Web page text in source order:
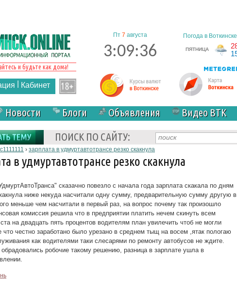
и будьте как дома!
Кабинет
Пт 7 августа
3:09:37
Новости Блоги Объявления Видео ВТК
ПОИСК ПО САЙТУ:
› зарплата в удмуртавтотрансе резко скакнула
в удмуртавтотрансе резко скакнула
сказачно повезло с начала года зарплата скакала по дням
ниже некуда насчитали одну сумму, предварительную сумму другую в
меньше чем насчитали в первый раз, на вопрос почему так произошло
комиссия решила что в предприятии платить нечем скинуть всем
на двадцать пять процентов водителям план увилечить чтоб не могли
что честно заработано было урезано в среднем тыщ на восем ,ятак пологаю
как водителями таки слесарями по ремонту автобусов не ждите.
робочие такому решению, разница в зарплате ушла в